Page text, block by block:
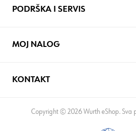
PODRŠKA I SERVIS
MOJ NALOG
KONTAKT
Copyright © 2026 Wurth eShop. Sva